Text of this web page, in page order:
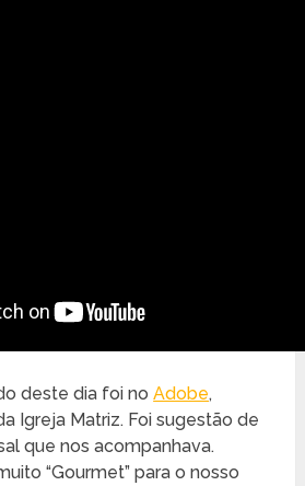
deste dia foi noAdobe,
Igreja Matriz. Foi sugestão de
que nos acompanhava.
“Gourmet” para o nosso